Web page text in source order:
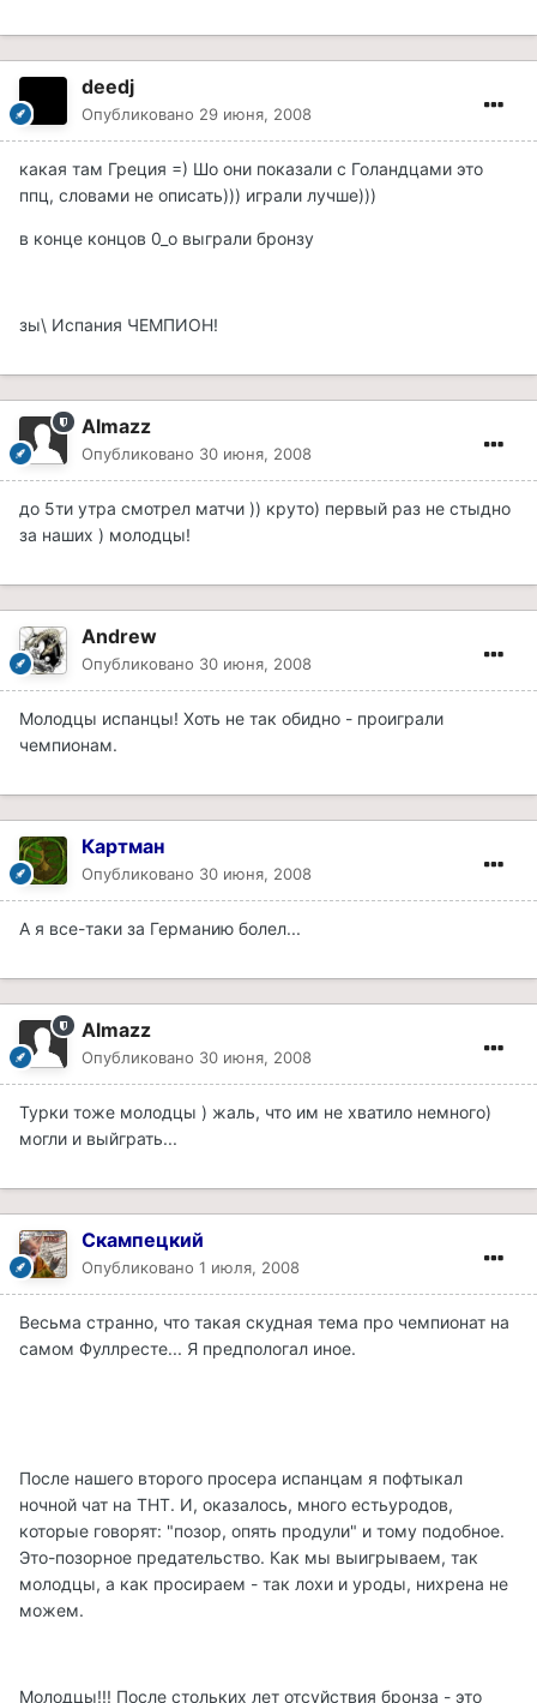
deedj
Опубликовано 29 июня, 2008
какая там Греция =) Шо они показали с Голандцами это
ппц, словами не описать))) играли лучше)))
в конце концов 0_о выграли бронзу
зы\ Испания ЧЕМПИОН!
Almazz
Опубликовано 30 июня, 2008
до 5ти утра смотрел матчи )) круто) первый раз не стыдно
за наших ) молодцы!
Andrew
Опубликовано 30 июня, 2008
Молодцы испанцы! Хоть не так обидно - проиграли
чемпионам.
Картман
Опубликовано 30 июня, 2008
А я все-таки за Германию болел...
Almazz
Опубликовано 30 июня, 2008
Турки тоже молодцы ) жаль, что им не хватило немного)
могли и выйграть...
Скампецкий
Опубликовано 1 июля, 2008
Весьма странно, что такая скудная тема про чемпионат на
самом Фуллресте... Я предпологал иное.
После нашего второго просера испанцам я пофтыкал
ночной чат на ТНТ. И, оказалось, много естьуродов,
которые говорят: "позор, опять продули" и тому подобное.
Это-позорное предательство. Как мы выигрываем, так
молодцы, а как просираем - так лохи и уроды, нихрена не
можем.
Молодцы!!! После стольких лет отсуйствия бронза - это